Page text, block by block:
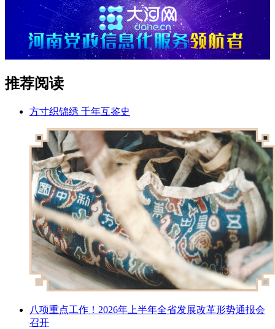
推荐阅读
方寸织锦绣 千年互鉴史
八项重点工作！2026年上半年全省发展改革形势通报会
召开